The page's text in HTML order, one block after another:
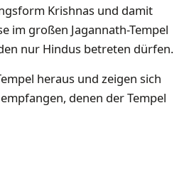
Krishnas und damit
im großen Jagannath-Tempel
nur Hindus betreten dürfen.
heraus und zeigen sich
denen der Tempel